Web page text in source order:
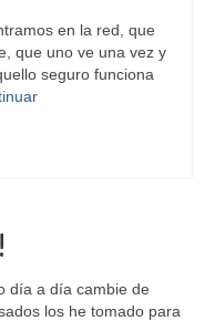
en la red, que
que uno ve una vez y
seguro funciona
día a día cambie de
los he tomado para